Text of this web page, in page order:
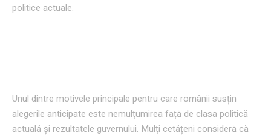
politice actuale.
Unul dintre motivele principale pentru care românii susțin
alegerile anticipate este nemulțumirea față de clasa politică
actuală și rezultatele guvernului. Mulți cetățeni consideră că